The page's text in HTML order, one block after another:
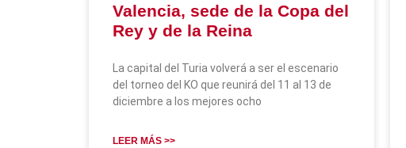
Valencia, sede de la Copa del
Rey y de la Reina
La capital del Turia volverá a ser el escenario
del torneo del KO que reunirá del 11 al 13 de
diciembre a los mejores ocho
LEER MÁS >>